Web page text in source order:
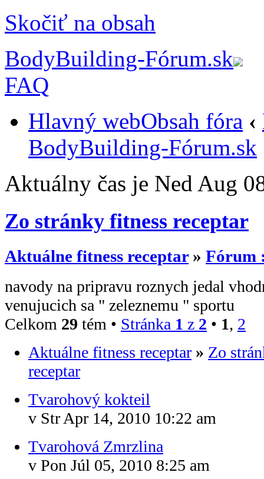
Skočiť na obsah
BodyBuilding-Fórum.sk
FAQ
Hlavný webObsah fóra ‹
BodyBuilding-Fórum.sk
Aktuálny čas je Ned Aug
Zo stránky fitness receptar
Aktuálne fitness receptar » Fórum
navody na pripravu roznych jedal
venujucich sa " zeleznemu " sportu
Celkom 29 tém • Stránka 1 z 2 • 1, 2
Aktuálne fitness receptar » Zo
receptar
Tvarohový kokteil
v Str Apr 14, 2010 10:22 am
Tvarohová Zmrzlina
v Pon Júl 05, 2010 8:25 am